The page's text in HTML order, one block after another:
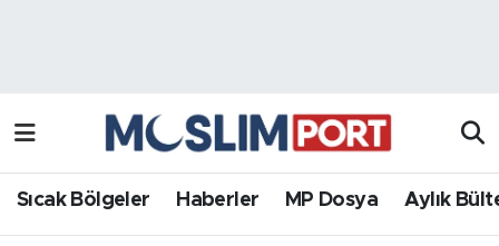
Sıcak Bölgeler Haberler MP Dosya Aylık
Haberler
MP Dosya
Röportaj Haber